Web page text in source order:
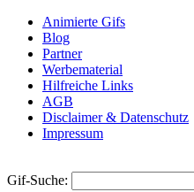
Animierte Gifs
Blog
Partner
Werbematerial
Hilfreiche Links
AGB
Disclaimer & Datenschutz
Impressum
Gif-Suche: